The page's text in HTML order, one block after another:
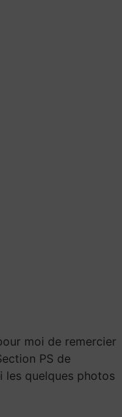
moi de remercier
PS de
les quelques photos